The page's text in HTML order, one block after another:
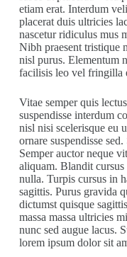
etiam erat. Interdum
placerat duis ultricies
nascetur ridiculus mus
Nibh praesent tristique
nisl purus. Elementum
facilisis leo vel fringilla
Vitae semper quis
suspendisse interdum
nisl nisi scelerisque eu
ornare suspendisse
Semper auctor neque
aliquam. Blandit
nulla. Turpis cursus in
sagittis. Purus gravida
dictumst quisque
massa massa ultricies
nunc sed augue lacus.
lorem ipsum dolor sit